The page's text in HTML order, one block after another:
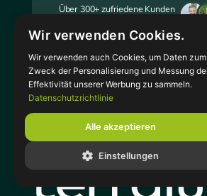
Über 300+ zufriedene Kunden
©2026terraluma GmbH. Alle Rechte
Realisiert durchWeiss Global
Wir verwenden Cookies.
Wir verwenden auch Cookies, um Daten zum
Zweck der Personalisierung und Messung
Effektivität unserer Werbung zu sammeln.
Datenschutzrichtlinie
Alle akzeptieren
Einstellungen